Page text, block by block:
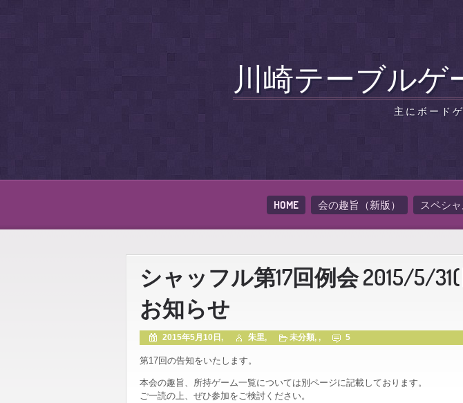
川崎テーブル
主にボード
HOME 会の趣旨（新版） スペシ
シャッフル第17回例会 2015/5/
お知らせ
2015年5月10日, 朱里, 未分類, , 5
第17回の告知をいたします。
本会の趣旨、所持ゲーム一覧については別ページに記載しております。
ご一読の上、ぜひ参加をご検討ください。